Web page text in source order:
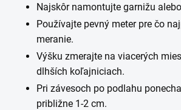
Najskôr namontujte garnižu
Používajte pevný meter pre čo
meranie.
Výšku zmerajte na viacerých
dlhších koľajniciach.
Pri závesoch po podlahu
približne 1-2 cm.